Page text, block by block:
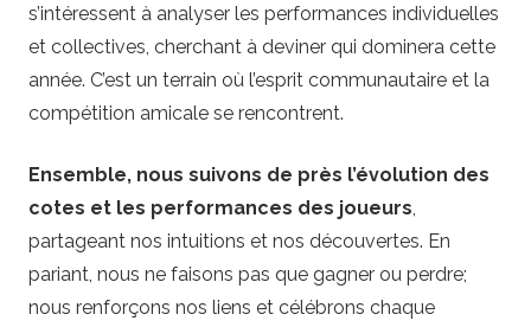
s’intéressent à analyser les performances individuelles
et collectives, cherchant à deviner qui dominera cette
année. C’est un terrain où l’esprit communautaire et la
compétition amicale se rencontrent.
Ensemble, nous suivons de près l’évolution des
cotes et les performances des joueurs,
partageant nos intuitions et nos découvertes. En
pariant, nous ne faisons pas que gagner ou perdre;
nous renforçons nos liens et célébrons chaque